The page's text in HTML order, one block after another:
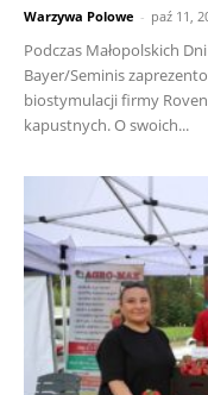
Warzywa Polowe - paź 11,
Podczas Małopolskich
Bayer/Seminis
biostymulacji firmy
kapustnych. O swoich...